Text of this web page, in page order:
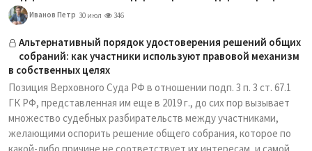
Иванов Петр 30 июл 346
Альтернативный порядок удостоверения решений общих
собраний: как участники используют правовой механизм
в собственных целях
Позиция Верховного Суда РФ в отношении подп. 3 п. 3 ст. 67.1
ГК РФ, представленная им еще в 2019 г., до сих пор вызывает
множество судебных разбирательств между участниками,
желающими оспорить решение общего собрания, которое по
какой-либо причине не соответствует их интересам, и самой